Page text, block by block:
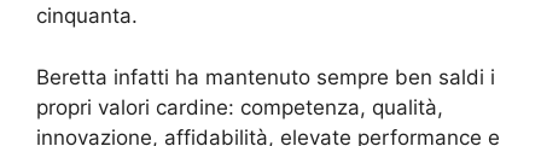
cinquanta.
Beretta infatti ha mantenuto sempre ben saldi i
propri valori cardine: competenza, qualità,
innovazione, affidabilità, elevate performance e